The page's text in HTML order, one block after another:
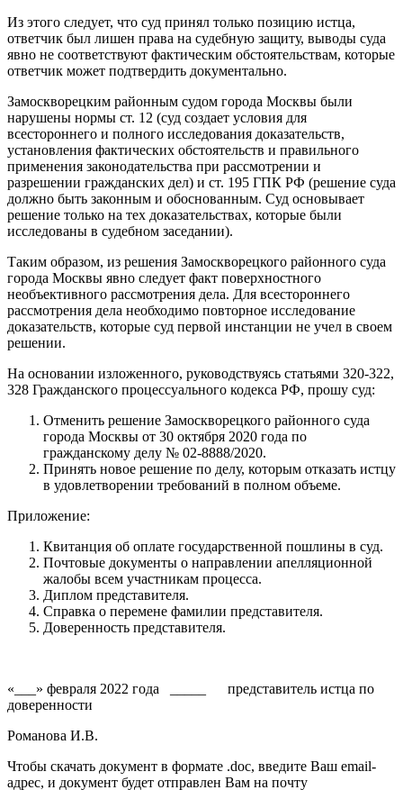
Из этого следует, что суд принял только позицию истца,
ответчик был лишен права на судебную защиту, выводы суда
явно не соответствуют фактическим обстоятельствам, которые
ответчик может подтвердить документально.
Замоскворецким районным судом города Москвы были
нарушены нормы ст. 12 (суд создает условия для
всестороннего и полного исследования доказательств,
установления фактических обстоятельств и правильного
применения законодательства при рассмотрении и
разрешении гражданских дел) и ст. 195 ГПК РФ (решение суда
должно быть законным и обоснованным. Суд основывает
решение только на тех доказательствах, которые были
исследованы в судебном заседании).
Таким образом, из решения Замоскворецкого районного суда
города Москвы явно следует факт поверхностного
необъективного рассмотрения дела. Для всестороннего
рассмотрения дела необходимо повторное исследование
доказательств, которые суд первой инстанции не учел в своем
решении.
На основании изложенного, руководствуясь статьями 320-322,
328 Гражданского процессуального кодекса РФ, прошу суд:
Отменить решение Замоскворецкого районного суда
города Москвы от 30 октября 2020 года по
гражданскому делу № 02-8888/2020.
Принять новое решение по делу, которым отказать истцу
в удовлетворении требований в полном объеме.
Приложение:
Квитанция об оплате государственной пошлины в суд.
Почтовые документы о направлении апелляционной
жалобы всем участникам процесса.
Диплом представителя.
Справка о перемене фамилии представителя.
Доверенность представителя.
«___» февраля 2022 года _____ представитель истца по
доверенности
Романова И.В.
Чтобы скачать документ в формате .doc, введите Ваш email-
адрес, и документ будет отправлен Вам на почту